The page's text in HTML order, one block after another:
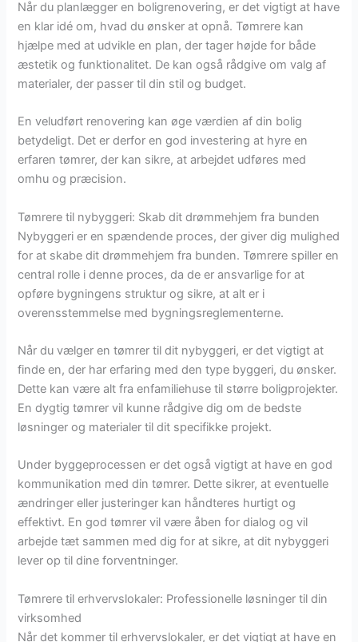
Når du planlægger en boligrenovering, er det vigtigt at have
en klar idé om, hvad du ønsker at opnå. Tømrere kan
hjælpe med at udvikle en plan, der tager højde for både
æstetik og funktionalitet. De kan også rådgive om valg af
materialer, der passer til din stil og budget.
En veludført renovering kan øge værdien af din bolig
betydeligt. Det er derfor en god investering at hyre en
erfaren tømrer, der kan sikre, at arbejdet udføres med
omhu og præcision.
Tømrere til nybyggeri: Skab dit drømmehjem fra bunden
Nybyggeri er en spændende proces, der giver dig mulighed
for at skabe dit drømmehjem fra bunden. Tømrere spiller en
central rolle i denne proces, da de er ansvarlige for at
opføre bygningens struktur og sikre, at alt er i
overensstemmelse med bygningsreglementerne.
Når du vælger en tømrer til dit nybyggeri, er det vigtigt at
finde en, der har erfaring med den type byggeri, du ønsker.
Dette kan være alt fra enfamiliehuse til større boligprojekter.
En dygtig tømrer vil kunne rådgive dig om de bedste
løsninger og materialer til dit specifikke projekt.
Under byggeprocessen er det også vigtigt at have en god
kommunikation med din tømrer. Dette sikrer, at eventuelle
ændringer eller justeringer kan håndteres hurtigt og
effektivt. En god tømrer vil være åben for dialog og vil
arbejde tæt sammen med dig for at sikre, at dit nybyggeri
lever op til dine forventninger.
Tømrere til erhvervslokaler: Professionelle løsninger til din
virksomhed
Når det kommer til erhvervslokaler, er det vigtigt at have en